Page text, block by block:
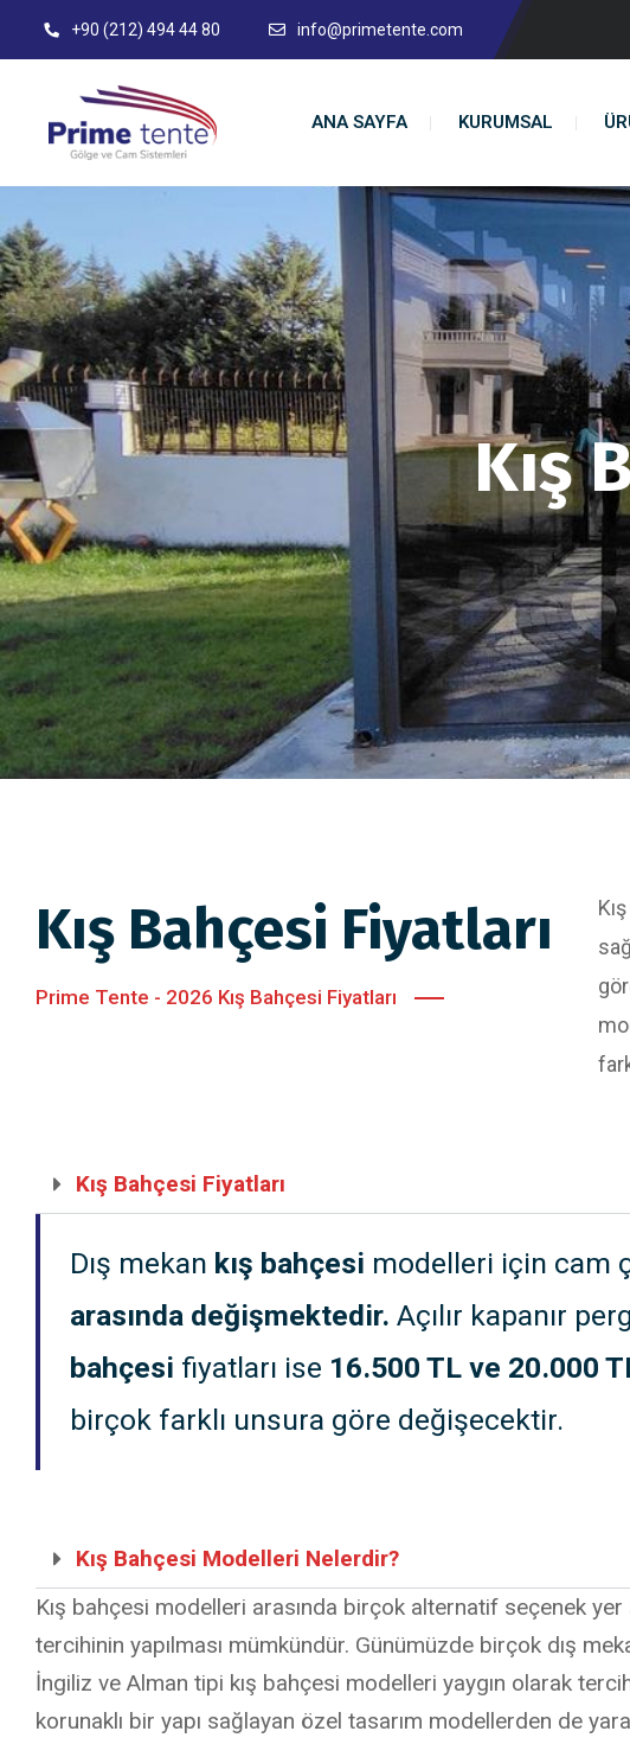
+90 (212) 494 44 80 info@primetente.com
ANA SAYFA KURUMSAL
Kış
Kış Bahçesi Fiyatları
Prime Tente - 2026 Kış Bahçesi Fiyatları
Kış Bahçesi Fiyatları
Dış mekan kış bahçesi modelleri için cam
arasında değişmektedir. Açılır kapanır
bahçesi fiyatları ise 16.500 TL ve 20.000
birçok farklı unsura göre değişecektir.
Kış Bahçesi Modelleri Nelerdir?
Kış bahçesi modelleri arasında birçok alternatif seçenek
tercihinin yapılması mümkündür. Günümüzde birçok dış
İngiliz ve Alman tipi kış bahçesi modelleri yaygın olarak
korunaklı bir yapı sağlayan özel tasarım modellerden de